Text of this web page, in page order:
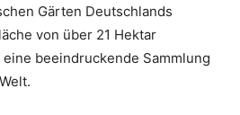
Gärten Deutschlands
von über 21 Hektar
beeindruckende Sammlung